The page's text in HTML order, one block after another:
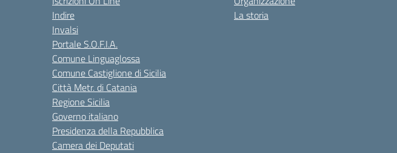
Indire
Invalsi
Portale S.O.F.I.A.
Comune Linguaglossa
Comune Castiglione di Sicilia
Città Metr. di Catania
Regione Sicilia
Governo italiano
Presidenza della Repubblica
Camera dei Deputati
La storia